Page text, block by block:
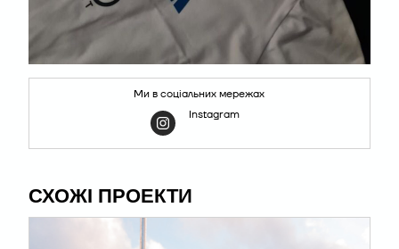
Ми в соціальних мережах
Instagram
СХОЖІ ПРОЕКТИ